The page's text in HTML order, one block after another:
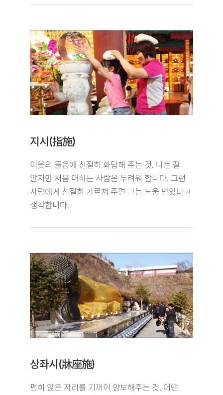
지시(指施)
이웃의 물음에 친절히 화답해 주는 것. 나는 잘
알지만 처음 대하는 사람은 두려워 합니다. 그런
사람에게 친절히 가르쳐 주면 그는 도움 받았다고
생각합니다.
상좌시(牀座施)
편히 앉은 자리를 기꺼이 양보해주는 것. 어떤